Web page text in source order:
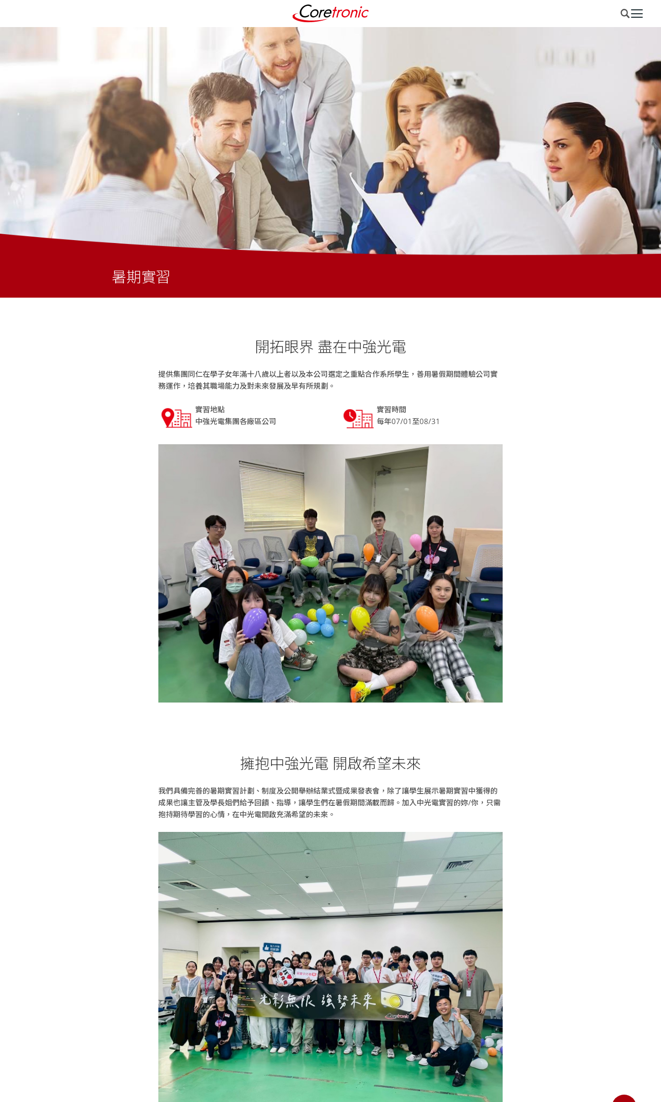
暑期實習
開拓眼界 盡在中強光電
提供集團同仁在學子女年滿十八歲以上者以及本公司選定之重點合作系所學生，善用暑假期間體驗公司實
務運作，培養其職場能力及對未來發展及早有所規劃。
實習地點
中強光電集團各廠區公司
實習時間
每年07/01至08/31
擁抱中強光電 開啟希望未來
我們具備完善的暑期實習計劃、制度及公開舉辦結業式暨成果發表會，除了讓學生展示暑期實習中獲得的
成果也讓主管及學長姐們給予回饋、指導，讓學生們在暑假期間滿載而歸。加入中光電實習的妳/你，只需
抱持期待學習的心情，在中光電開啟充滿希望的未來。